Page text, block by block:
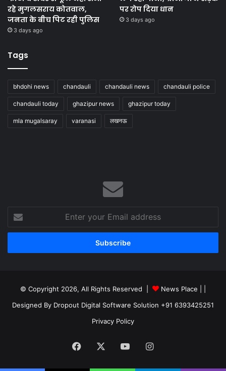
रहे मुगलसराय कोतवाल,
जनता के बीच पिट रही पुलिस
3 days ago
पर रोप दिया धान
3 days ago
Tags
bhdohi news chandauli chandauli news chandauli police
chandauli today ghazipur news ghazipur today
mla mugalsaray varanasi लखनऊ
your
Email
© Copyright 2026, All Rights Reserved | News Place |
Designed By Dropout Digital Software Solution +91 6393425251
Privacy Policy
Facebook YouTubeInstagram